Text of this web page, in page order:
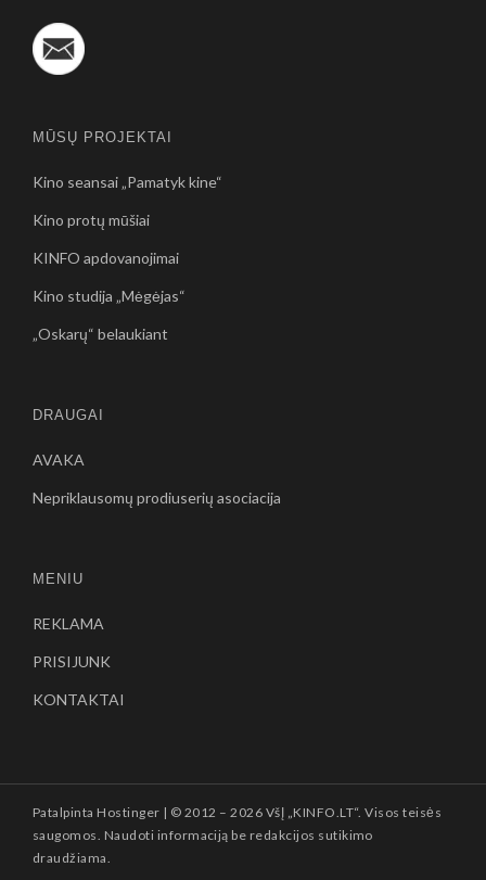
MŪSŲ PROJEKTAI
Kino seansai „Pamatyk kine“
Kino protų mūšiai
KINFO apdovanojimai
Kino studija „Mėgėjas“
„Oskarų“ belaukiant
DRAUGAI
AVAKA
Nepriklausomų prodiuserių asociacija
MENIU
REKLAMA
PRISIJUNK
KONTAKTAI
Patalpinta Hostinger | © 2012 –2026 VšĮ „KINFO.LT“. Visos teisės
saugomos. Naudoti informaciją be redakcijos sutikimo
draudžiama.